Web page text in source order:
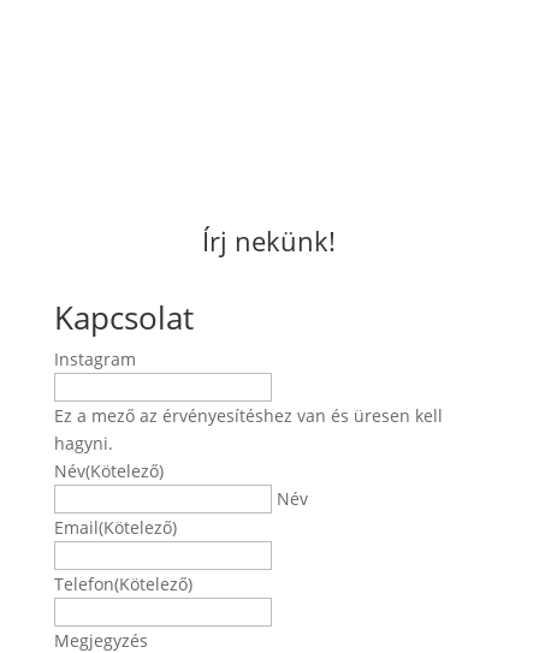
Írj nekünk!
Kapcsolat
Instagram
Ez a mező az érvényesítéshez van és üresen kell
hagyni.
Név(Kötelező)
Név
Email(Kötelező)
Telefon(Kötelező)
Megjegyzés